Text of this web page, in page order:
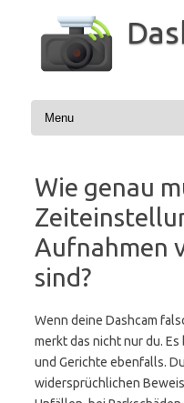
springen
Wie genau
Aufnahmen
sind?
Wenn deine Dashcam
merkt das nicht nur du.
und Gerichte ebenfalls.
widersprüchlichen